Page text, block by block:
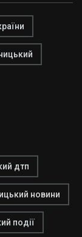
дтп
новини
події